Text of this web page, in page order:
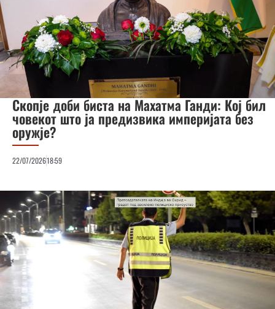
Скопје доби биста на Махатма Ганди: Кој бил
човекот што ја предизвика империјата без
оружје?
22/07/202618:59